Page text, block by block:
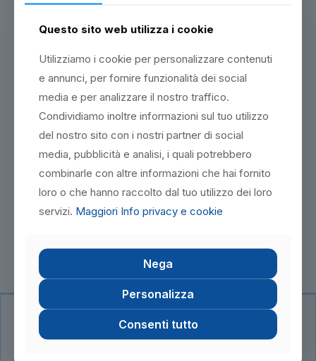
specializzati, garantendo il rispetto delle normative e la
Inoltre, i laureati avranno prospettive come consulenti di
sicurezza altamente specializzati in questi settori. La loro
capacità di valutare rischi specifici legati alle attività
chimiche e petrolchimiche, sviluppare strategie di
prevenzione e comunicare efficacemente le procedure di
sicurezza li renderà risorse preziose per le aziende
impegnate a mantenere standard di sicurezza elevati.
In sintesi, il corso offre sbocchi professionali di notevole
modo significativo alla promozione della sicurezza nei
settori chimico e petrolchimico, e di influenzare
Questo sito web utilizza i cookie
Utilizziamo i cookie per personalizzare contenuti
e annunci, per fornire funzionalità dei social
media e per analizzare il nostro traffico.
Condividiamo inoltre informazioni sul tuo utilizzo
del nostro sito con i nostri partner di social
media, pubblicità e analisi, i quali potrebbero
combinarle con altre informazioni che hai fornito
loro o che hanno raccolto dal tuo utilizzo dei loro
servizi. Maggiori Info privacy e cookie
Nega
Personalizza
Consenti tutto